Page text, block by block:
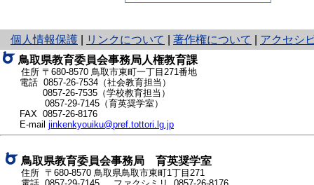
個人情報保護
と
り
ネ
ッ
ト
へ
の
リンクについて 著作権について
アクセシ
鳥取県教育委員会事務局人権教育課
住所 〒680-8570 鳥取市東町一丁目271番地
電話 0857-26-7534（社会教育担当）
0857-26-7535（学校教育担当）
0857-29-7145（育英奨学室）
FAX 0857-26-8176
E-mail jinkenkyouiku@pref.tottori.lg.jp
鳥取県教育委員会事務局 育英奨学室
住所 〒680-8570 鳥取県鳥取市東町1丁目271